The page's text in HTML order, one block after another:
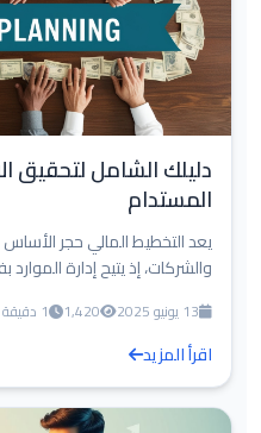
دليلك الشامل لتحقيق
المستدام
يعد التخطيط المالي حجر الأساس
والشركات، إذ يتيح إدارة الموارد
13 يونيو 2025 1,420 1 دقيقة
اقرأ المزيد